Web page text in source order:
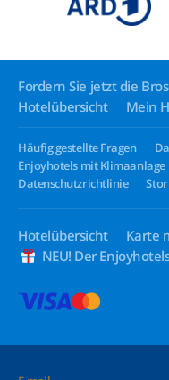
Fordern Sie jetzt die
Hotelübersicht
Mein
Häufig gestellte Fragen
Enjoyhotels mit Klimaanlage
Datenschutzrichtlinie
Hotelübersicht Karte
NEU! Der